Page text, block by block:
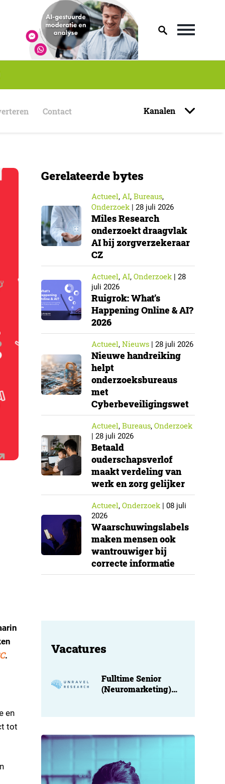
Contact Kanalen
.
en
tot
Gerelateerde bytes
Actueel, AI, Bureaus,
Onderzoek| 28 juli 2026
Miles Research
onderzoekt draagvlak
AI bij zorgverzekeraar
CZ
Actueel, AI, Onderzoek| 28
juli 2026
Ruigrok: What’s
Happening Online & AI?
2026
Actueel, Nieuws | 28 juli 2026
Nieuwe handreiking
helpt
onderzoeksbureaus
met
Cyberbeveiligingswet
Actueel, Bureaus, Onderzoek
| 28 juli 2026
Betaald
ouderschapsverlof
maakt verdeling van
werk en zorg gelijker
Actueel, Onderzoek| 08 juli
2026
Waarschuwingslabels
maken mensen ook
wantrouwiger bij
correcte informatie
Vacatures
Fulltime Senior
(Neuromarketing)